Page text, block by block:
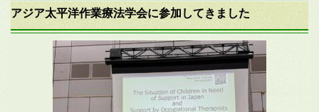
アジア太平洋作業療法学会に参加してきました